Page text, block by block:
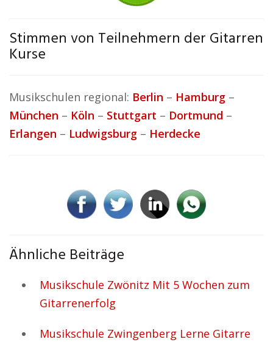
Stimmen von Teilnehmern der Gitarren
Kurse
Musikschulen regional: Berlin – Hamburg –
München – Köln – Stuttgart – Dortmund –
Erlangen – Ludwigsburg – Herdecke
Ähnliche Beiträge
Musikschule Zwönitz Mit 5 Wochen zum
Gitarrenerfolg
Musikschule Zwingenberg Lerne Gitarre